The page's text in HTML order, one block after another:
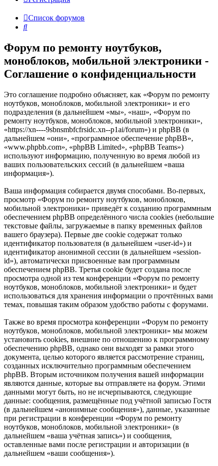
Список форумов
Поиск
Форум по ремонту ноутбуков,
моноблоков, мобильной электроники -
Соглашение о конфиденциальности
Это соглашение подробно объясняет, как «Форум по ремонту
ноутбуков, моноблоков, мобильной электроники» и его
подразделения (в дальнейшем «мы», «наш», «Форум по
ремонту ноутбуков, моноблоков, мобильной электроники»,
«https://xn----9sbnsmbfcfrsidc.xn--p1ai/forum») и phpBB (в
дальнейшем «они», «программное обеспечение phpBB»,
«www.phpbb.com», «phpBB Limited», «phpBB Teams»)
используют информацию, полученную во время любой из
ваших пользовательских сессий (в дальнейшем «ваша
информация»).
Ваша информация собирается двумя способами. Во-первых,
просмотр «Форум по ремонту ноутбуков, моноблоков,
мобильной электроники» приведёт к созданию программным
обеспечением phpBB определённого числа cookies (небольшие
текстовые файлы, загружаемые в папку временных файлов
вашего браузера). Первые две cookie содержат только
идентификатор пользователя (в дальнейшем «user-id») и
идентификатор анонимной сессии (в дальнейшем «session-
id»), автоматически присвоенные вам программным
обеспечением phpBB. Третья cookie будет создана после
просмотра одной из тем конференции «Форум по ремонту
ноутбуков, моноблоков, мобильной электроники» и будет
использоваться для хранения информации о прочтённых вами
темах, повышая таким образом удобство работы с форумами.
Также во время просмотра конференции «Форум по ремонту
ноутбуков, моноблоков, мобильной электроники» мы можем
установить cookies, внешние по отношению к программному
обеспечению phpBB, однако они выходят за рамки этого
документа, целью которого является рассмотрение страниц,
созданных исключительно программным обеспечением
phpBB. Вторым источником получения вашей информации
являются данные, которые вы отправляете на форум. Этими
данными могут быть, но не исчерпываются, следующие
данные: сообщения, размещённые под учётной записью Гостя
(в дальнейшем «анонимные сообщения»), данные, указанные
при регистрации в конференции «Форум по ремонту
ноутбуков, моноблоков, мобильной электроники» (в
дальнейшем «ваша учётная запись») и сообщения,
оставленные вами после регистрации и авторизации (в
дальнейшем «ваши сообщения»).